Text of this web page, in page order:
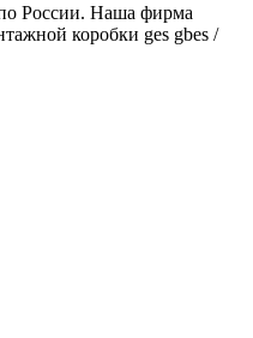
России. Наша фирма
коробки ges gbes /